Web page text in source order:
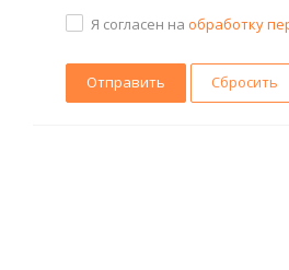
Я согласен на обработку
Сбросить